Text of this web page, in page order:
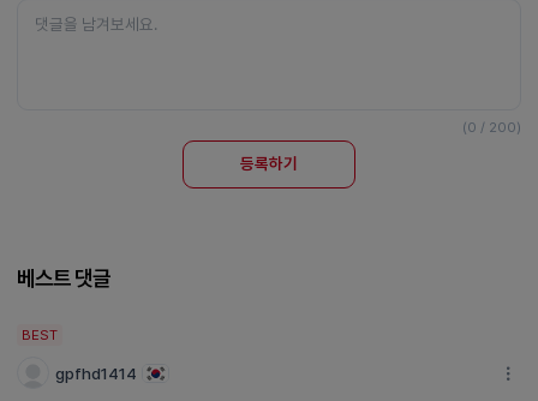
(0 / 200)
등록하기
베스트 댓글
BEST
gpfhd1414